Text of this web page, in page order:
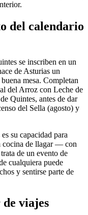
del calendario
se inscriben en un
de Asturias un
mesa. Completan
del Arroz con Leche de
Quintes, antes de dar
del Sella (agosto) y
su capacidad para
cocina de llagar — con
de un evento de
cualquiera puede
y sentirse parte de
viajes